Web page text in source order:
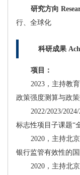
研究方向
行、全球化
科研成果
项目：
2023，主持教
政策强度测算与政
2022/2023/
标志性项目子课题“
2020，主持北
银行监管有效性的
2020，主持北